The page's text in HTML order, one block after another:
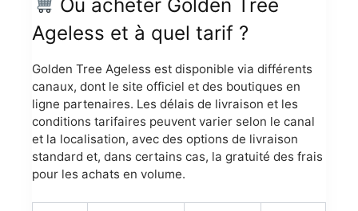
Où acheter Golden Tree
Ageless et à quel tarif ?
Golden Tree Ageless est disponible via différents
canaux, dont le site officiel et des boutiques en
ligne partenaires. Les délais de livraison et les
conditions tarifaires peuvent varier selon le canal
et la localisation, avec des options de livraison
standard et, dans certains cas, la gratuité des frais
pour les achats en volume.